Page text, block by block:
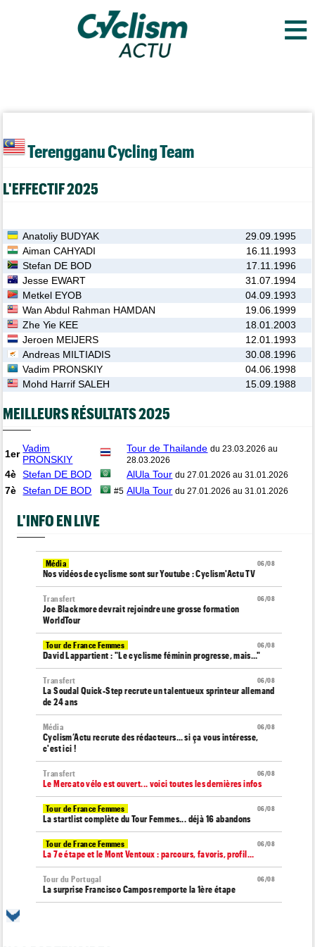
≡
Terengganu Cycling Team
L'EFFECTIF 2025
Anatoliy BUDYAK
29.09.1995
Aiman CAHYADI
16.11.1993
Stefan DE BOD
17.11.1996
Jesse EWART
31.07.1994
Metkel EYOB
04.09.1993
Wan Abdul Rahman HAMDAN
19.06.1999
Zhe Yie KEE
18.01.2003
Jeroen MEIJERS
12.01.1993
Andreas MILTIADIS
30.08.1996
Vadim PRONSKIY
04.06.1998
Mohd Harrif SALEH
15.09.1988
MEILLEURS RÉSULTATS 2025
1er Vadim
PRONSKIY
Tour de Thailande du 23.03.2026 au
28.03.2026
4è Stefan DE BOD AlUla Tour du 27.01.2026 au 31.01.2026
7è Stefan DE BOD #5 AlUla Tour du 27.01.2026 au 31.01.2026
L'INFO EN LIVE
06/08
Média
Nos vidéos de cyclisme sont sur Youtube : Cyclism'Actu TV
06/08
Transfert
Joe Blackmore devrait rejoindre une grosse formation
WorldTour
06/08
Tour de France Femmes
David Lappartient : "Le cyclisme féminin progresse, mais…"
06/08
Transfert
La Soudal Quick-Step recrute un talentueux sprinteur allemand
de 24 ans
06/08
Média
Cyclism’Actu recrute des rédacteurs… si ça vous intéresse,
c'est ici !
06/08
Transfert
Le Mercato vélo est ouvert... voici toutes les dernières infos
06/08
Tour de France Femmes
La startlist complète du Tour Femmes... déjà 16 abandons
06/08
Tour de France Femmes
La 7e étape et le Mont Ventoux : parcours, favoris, profil…
06/08
Tour du Portugal
La surprise Francisco Campos remporte la 1ère étape